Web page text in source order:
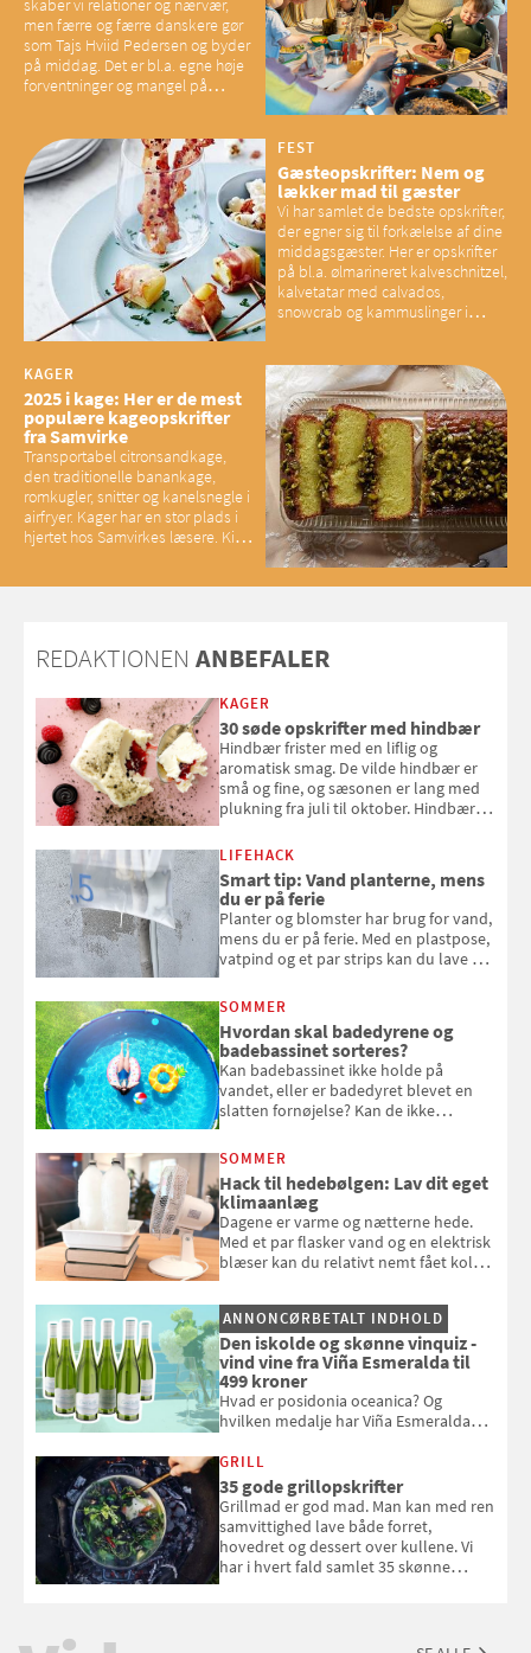
skaber vi relationer og nærvær,
men færre og færre danskere gør
som Tajs Hviid Pedersen og byder
på middag. Det er bl.a. egne høje
forventninger og mangel på
have konsekvenser for vores
sociale fællesskaber
FEST
Gæsteopskrifter: Nem og
lækker mad til gæster
Vi har samlet de bedste opskrifter,
der egner sig til forkælelse af dine
middagsgæster. Her er opskrifter
på bl.a. ølmarineret kalveschnitzel,
kalvetatar med calvados,
snowcrab og kammuslinger i
KAGER
2025 i kage: Her er de mest
populære kageopskrifter
fra Samvirke
Transportabel citronsandkage,
den traditionelle banankage,
romkugler, snitter og kanelsnegle i
airfryer. Kager har en stor plads i
hjertet hos Samvirkes læsere. Kig
REDAKTIONEN ANBEFALER
KAGER
30 søde opskrifter med hindbær
Hindbær frister med en liflig og
aromatisk smag. De vilde hindbær er
små og fine, og sæsonen er lang med
plukning fra juli til oktober. Hindbær
kan bruge dine hindbær i alt fra
bagværk og salater til is og syltning.
LIFEHACK
Smart tip: Vand planterne, mens
du er på ferie
Planter og blomster har brug for vand,
mens du er på ferie. Med en plastpose,
vatpind og et par strips kan du lave dit
at bede naboen om at vande eller
komme hjem til døde planter
SOMMER
Hvordan skal badedyrene og
badebassinet sorteres?
Kan badebassinet ikke holde på
vandet, eller er badedyret blevet en
slatten fornøjelse? Kan de ikke
opmærksom, når du smider
badebassinet eller et badedyr ud
SOMMER
Hack til hedebølgen: Lav dit eget
klimaanlæg
Dagene er varme og nætterne hede.
Med et par flasker vand og en elektrisk
blæser kan du relativt nemt fået koldt
og se, hvordan du gør
ANNONCØRBETALT INDHOLD
Den iskolde og skønne vinquiz -
vind vine fra Viña Esmeralda til
499 kroner
Hvad er posidonia oceanica? Og
hvilken medalje har Viña Esmeralda
med i Samvirkes skønne vinquiz, hvor
du kan vinde 6 flasker vin fra Viña
Esmeralda. Konkurrencen slutter 1.
september 2026.
GRILL
35 gode grillopskrifter
Grillmad er god mad. Man kan med ren
samvittighed lave både forret,
hovedret og dessert over kullene. Vi
har i hvert fald samlet 35 skønne